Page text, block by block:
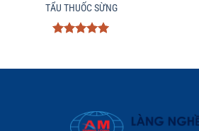
TẨU THUỐC SỪNG
sao